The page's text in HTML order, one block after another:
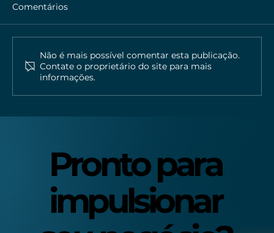
Reels realmente aumenta as
visualizações do seu perfil?
Comentários
Não é mais possível comentar esta publicação.
Contate o proprietário do site para mais
informações.
Pronto para
impulsionar
Pronto para
impulsionar